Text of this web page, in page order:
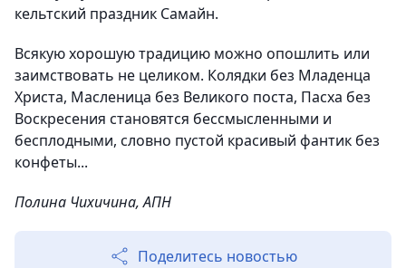
кельтский праздник Самайн.
Всякую хорошую традицию можно опошлить или
заимствовать не целиком. Колядки без Младенца
Христа, Масленица без Великого поста, Пасха без
Воскресения становятся бессмысленными и
бесплодными, словно пустой красивый фантик без
конфеты...
Полина Чихичина, АПН
Поделитесь новостью